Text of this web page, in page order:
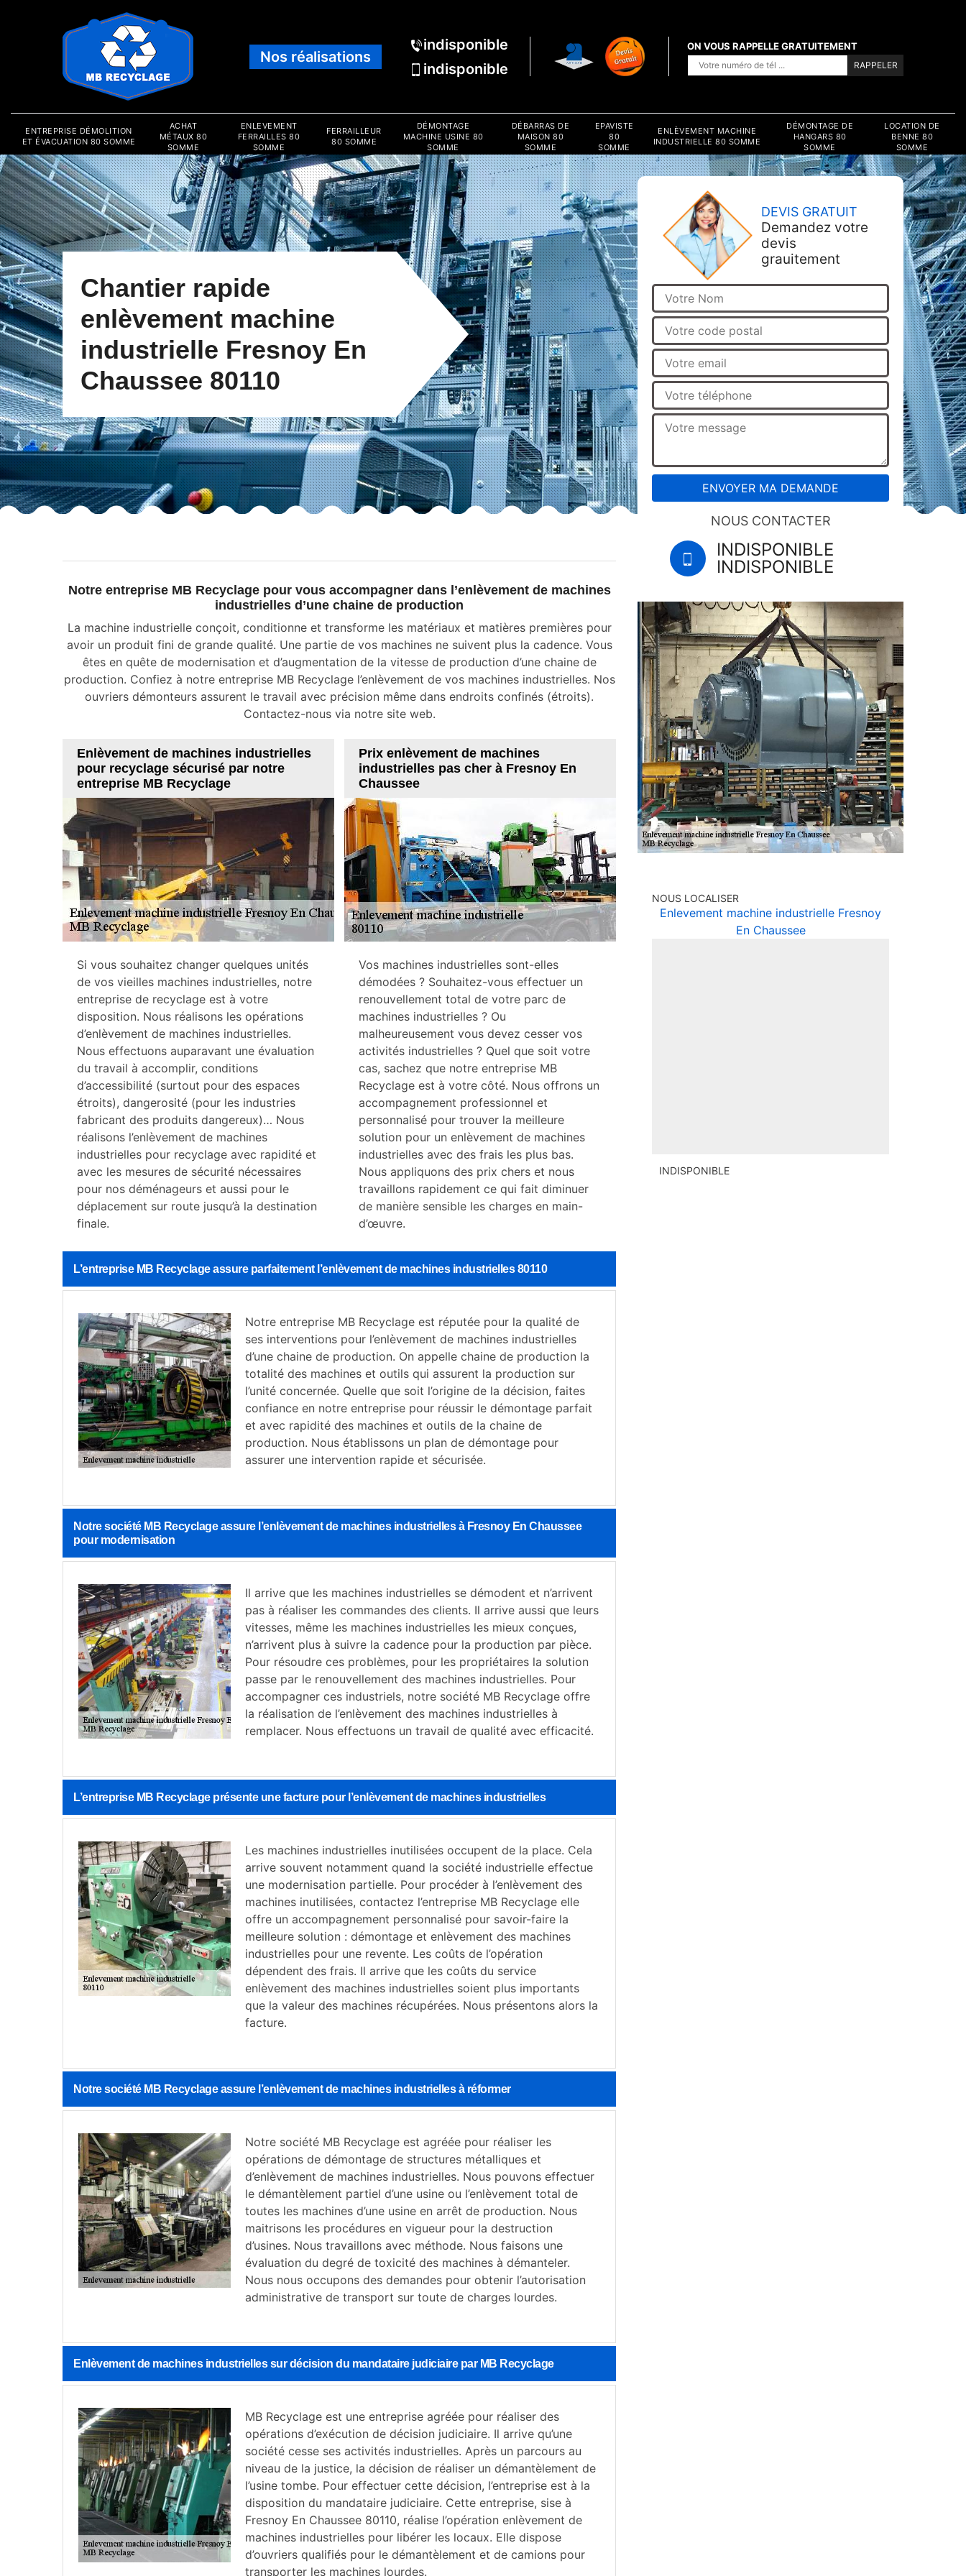
Nos réalisations
indisponible
indisponible
ON VOUS RAPPELLE GRATUITEMENT
ENTREPRISE DÉMOLITION
ET ÉVACUATION 80 SOMME
ACHAT
MÉTAUX 80
SOMME
ENLEVEMENT
FERRAILLES 80
SOMME
FERRAILLEUR
80 SOMME
DÉMONTAGE
MACHINE USINE 80
SOMME
DÉBARRAS DE
MAISON 80
SOMME
EPAVISTE
80
SOMME
ENLÈVEMENT MACHINE
INDUSTRIELLE 80 SOMME
DÉMONTAGE DE
HANGARS 80
SOMME
LOCATION DE
BENNE 80
SOMME
Chantier rapide
enlèvement machine
industrielle Fresnoy En
Chaussee 80110
Notre entreprise MB Recyclage pour vous accompagner dans l’enlèvement de machines
industrielles d’une chaine de production
La machine industrielle conçoit, conditionne et transforme les matériaux et matières premières pour
avoir un produit fini de grande qualité. Une partie de vos machines ne suivent plus la cadence. Vous
êtes en quête de modernisation et d’augmentation de la vitesse de production d’une chaine de
production. Confiez à notre entreprise MB Recyclage l’enlèvement de vos machines industrielles. Nos
ouvriers démonteurs assurent le travail avec précision même dans endroits confinés (étroits).
Contactez-nous via notre site web.
L’entreprise MB Recyclage assure parfaitement l’enlèvement de machines industrielles 80110
Notre entreprise MB Recyclage est réputée pour la qualité de
ses interventions pour l’enlèvement de machines industrielles
d’une chaine de production. On appelle chaine de production la
totalité des machines et outils qui assurent la production sur
l’unité concernée. Quelle que soit l’origine de la décision, faites
confiance en notre entreprise pour réussir le démontage parfait
et avec rapidité des machines et outils de la chaine de
production. Nous établissons un plan de démontage pour
assurer une intervention rapide et sécurisée.
Notre société MB Recyclage assure l’enlèvement de machines industrielles à Fresnoy En Chaussee
pour modernisation
Il arrive que les machines industrielles se démodent et n’arrivent
pas à réaliser les commandes des clients. Il arrive aussi que leurs
vitesses, même les machines industrielles les mieux conçues,
n’arrivent plus à suivre la cadence pour la production par pièce.
Pour résoudre ces problèmes, pour les propriétaires la solution
passe par le renouvellement des machines industrielles. Pour
accompagner ces industriels, notre société MB Recyclage offre
la réalisation de l’enlèvement des machines industrielles à
remplacer. Nous effectuons un travail de qualité avec efficacité.
L’entreprise MB Recyclage présente une facture pour l’enlèvement de machines industrielles
Les machines industrielles inutilisées occupent de la place. Cela
arrive souvent notamment quand la société industrielle effectue
une modernisation partielle. Pour procéder à l’enlèvement des
machines inutilisées, contactez l’entreprise MB Recyclage elle
offre un accompagnement personnalisé pour savoir-faire la
meilleure solution : démontage et enlèvement des machines
industrielles pour une revente. Les coûts de l’opération
dépendent des frais. Il arrive que les coûts du service
enlèvement des machines industrielles soient plus importants
que la valeur des machines récupérées. Nous présentons alors la
facture.
Notre société MB Recyclage assure l’enlèvement de machines industrielles à réformer
Notre société MB Recyclage est agréée pour réaliser les
opérations de démontage de structures métalliques et
d’enlèvement de machines industrielles. Nous pouvons effectuer
le démantèlement partiel d’une usine ou l’enlèvement total de
toutes les machines d’une usine en arrêt de production. Nous
maitrisons les procédures en vigueur pour la destruction
d’usines. Nous travaillons avec méthode. Nous faisons une
évaluation du degré de toxicité des machines à démanteler.
Nous nous occupons des demandes pour obtenir l’autorisation
administrative de transport sur toute de charges lourdes.
Enlèvement de machines industrielles sur décision du mandataire judiciaire par MB Recyclage
MB Recyclage est une entreprise agréée pour réaliser des
opérations d’exécution de décision judiciaire. Il arrive qu’une
société cesse ses activités industrielles. Après un parcours au
niveau de la justice, la décision de réaliser un démantèlement de
l’usine tombe. Pour effectuer cette décision, l’entreprise est à la
disposition du mandataire judiciaire. Cette entreprise, sise à
Fresnoy En Chaussee 80110, réalise l’opération enlèvement de
machines industrielles pour libérer les locaux. Elle dispose
d’ouvriers qualifiés pour le démantèlement et de camions pour
transporter les machines lourdes.
Enlèvement de machines industrielles
pour recyclage sécurisé par notre
entreprise MB Recyclage
Si vous souhaitez changer quelques unités
de vos vieilles machines industrielles, notre
entreprise de recyclage est à votre
disposition. Nous réalisons les opérations
d’enlèvement de machines industrielles.
Nous effectuons auparavant une évaluation
du travail à accomplir, conditions
d’accessibilité (surtout pour des espaces
étroits), dangerosité (pour les industries
fabricant des produits dangereux)… Nous
réalisons l’enlèvement de machines
industrielles pour recyclage avec rapidité et
avec les mesures de sécurité nécessaires
pour nos déménageurs et aussi pour le
déplacement sur route jusqu’à la destination
finale.
Prix enlèvement de machines
industrielles pas cher à Fresnoy En
Chaussee
Vos machines industrielles sont-elles
démodées ? Souhaitez-vous effectuer un
renouvellement total de votre parc de
machines industrielles ? Ou
malheureusement vous devez cesser vos
activités industrielles ? Quel que soit votre
cas, sachez que notre entreprise MB
Recyclage est à votre côté. Nous offrons un
accompagnement professionnel et
personnalisé pour trouver la meilleure
solution pour un enlèvement de machines
industrielles avec des frais les plus bas.
Nous appliquons des prix chers et nous
travaillons rapidement ce qui fait diminuer
de manière sensible les charges en main-
d’œuvre.
DEVIS GRATUIT
Demandez votre
devis
grauitement
NOUS CONTACTER
INDISPONIBLE
INDISPONIBLE
NOUS LOCALISER
Enlevement machine industrielle Fresnoy
En Chaussee
INDISPONIBLE